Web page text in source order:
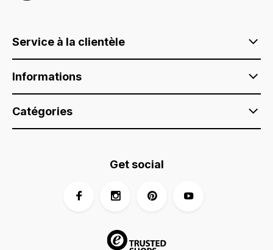
Service à la clientèle
Informations
Catégories
Get social